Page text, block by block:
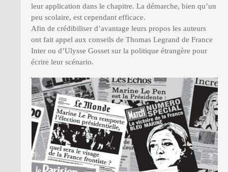
leur application dans le chapitre. La démarche, bien qu’un
peu scolaire, est cependant efficace.
Afin de crédibiliser d’avantage leurs propos les auteurs
ont fait appel aux conseils de Thomas Legrand de France
Inter ou d’Ulysse Gosset sur la politique étrangère pour
écrire leur scénario.